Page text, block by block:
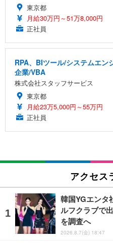
東京都
月給30万円～51万8,000円
正社員
RPA、BIツール/システムエン
企業/VBA
株式会社スタッフサービス
東京都
月給23万5,000円～55万円
正社員
アクセス
韓国YGエンタ
ルフクラブで
を調査へ
2026.8.7(金) 18:47